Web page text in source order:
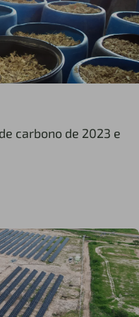
carbono de 2023 e